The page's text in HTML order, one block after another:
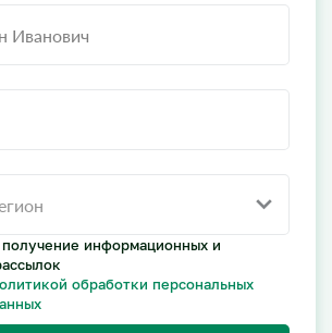
информационных и
обработки персональных